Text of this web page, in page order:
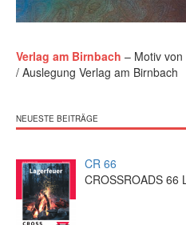
Verlag am Birnbach – Motiv
/ Auslegung Verlag am Birnbach
NEUESTE BEITRÄGE
CR 66
CROSSROADS 66